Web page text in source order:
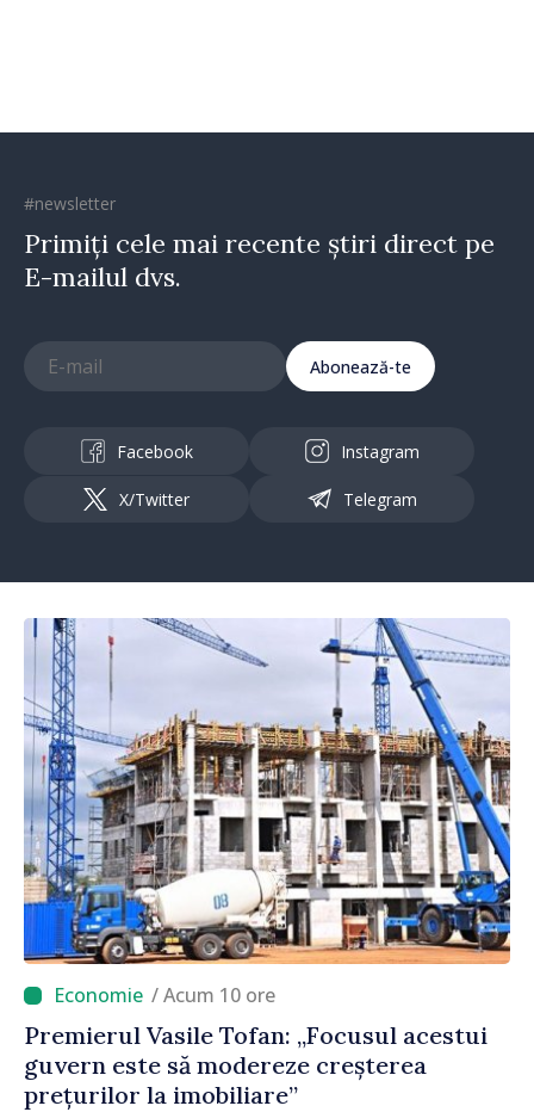
#newsletter
Primiți cele mai recente știri direct pe
E-mailul dvs.
Abonează-te
Facebook Instagram
X/Twitter Telegram
/ Acum 10 ore
Premierul Vasile Tofan: „Focusul acestui
guvern este să modereze creșterea
prețurilor la imobiliare”